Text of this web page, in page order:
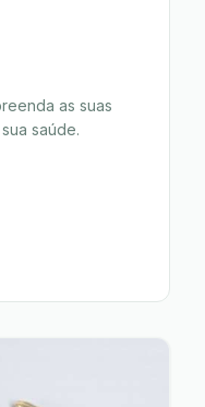
as suas
saúde.